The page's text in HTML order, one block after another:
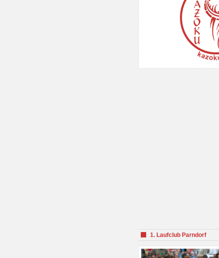
1. Laufclub Parndorf